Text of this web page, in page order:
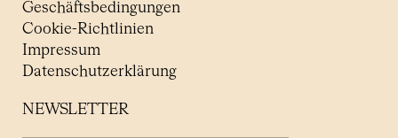
Geschäftsbedingungen
Cookie-Richtlinien
Impressum
Datenschutzerklärung
NEWSLETTER